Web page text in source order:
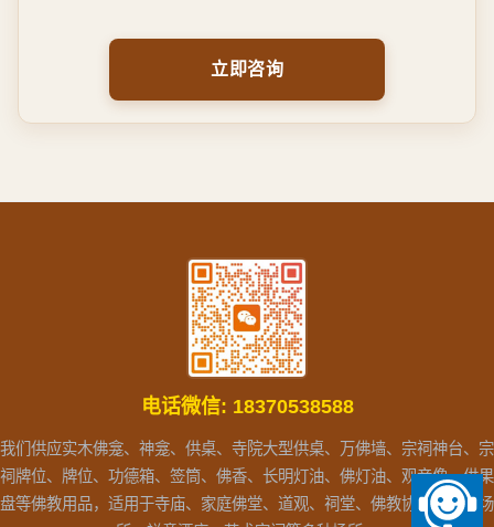
立即咨询
电话微信: 18370538588
我们供应实木佛龛、神龛、供桌、寺院大型供桌、万佛墙、宗祠神台、宗
祠牌位、牌位、功德箱、签筒、佛香、长明灯油、佛灯油、观音像、供果
盘等佛教用品，适用于寺庙、家庭佛堂、道观、祠堂、佛教协会、文化场